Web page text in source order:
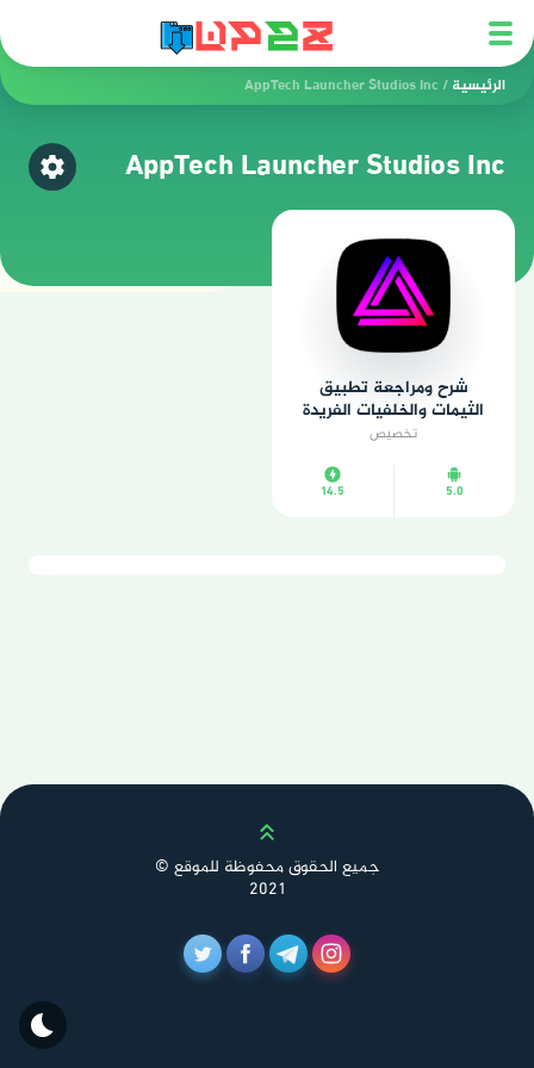
الرئيسية /
AppTech Launcher Studios Inc
AppTech Launcher Studios Inc اختر
شرح ومراجعة تطبيق
الثيمات والخلفيات الفريدة
تخصيص
5.0
14.5
Scroll up
جميع الحقوق محفوظة للموقع ©
2021